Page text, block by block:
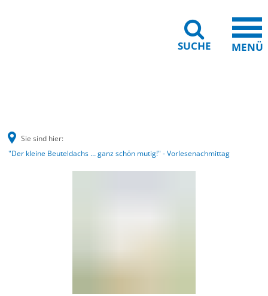
SUCHE MENÜ
Sie sind hier:
"Der kleine Beuteldachs … ganz schön mutig!" - Vorlesenachmittag